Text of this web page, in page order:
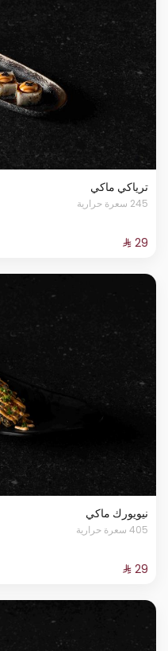
ترياكي ماكي
245 سعرة حرارية
نيويورك ماكي
405 سعرة حرارية